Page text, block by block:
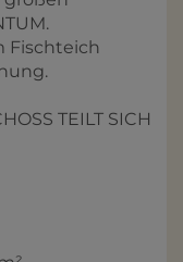
Fischteich
TEILT SICH